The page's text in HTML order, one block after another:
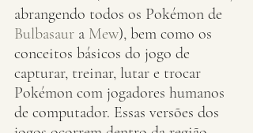
abrangendo todos os Pokémon de
Bulbasaur a Mew), bem como os
conceitos básicos do jogo de
capturar, treinar, lutar e trocar
Pokémon com jogadores humanos
de computador. Essas versões dos